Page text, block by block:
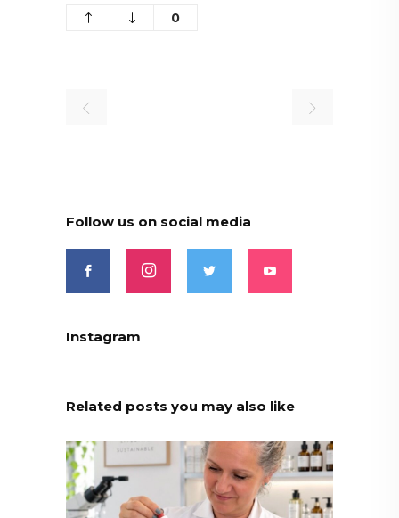
0
Follow us on social media
Instagram
Related posts you may also like